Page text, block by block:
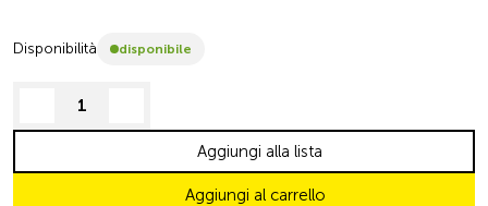
Disponibilità disponibile
decrease quantity
Aggiungi al carrello
Aggiungi alla lista